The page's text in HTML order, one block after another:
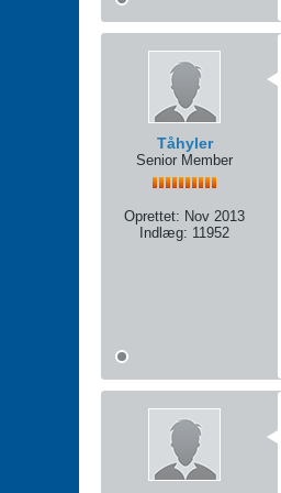
Tåhyler
Senior Member
Oprettet: Nov 2013
Indlæg: 11952